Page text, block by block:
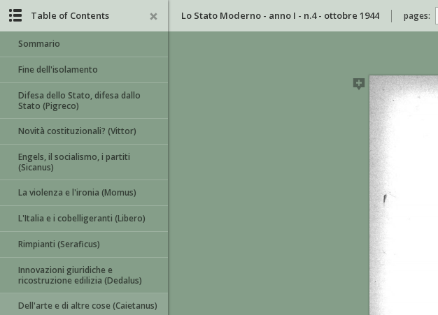
Lo Stato Moderno - anno I - n.4 - ottobre 1944 pages:
Table of Contents
Sommario
Fine dell'isolamento
Difesa dello Stato, difesa dallo
Stato (Pigreco)
Novità costituzionali? (Vittor)
Engels, il socialismo, i partiti
(Sicanus)
La violenza e l'ironia (Momus)
L'Italia e i cobelligeranti (Libero)
Rimpianti (Seraficus)
Innovazioni giuridiche e
ricostruzione edilizia (Dedalus)
Dell'arte e di altre cose (Caietanus)